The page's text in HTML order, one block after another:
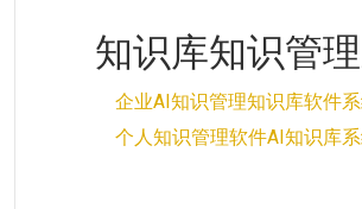
知识库知识管
企业AI知识管理知识库软件
个人知识管理软件AI知识库